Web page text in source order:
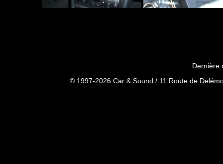
Dernière
© 1997-2026 Car & Sound / 11 Route de